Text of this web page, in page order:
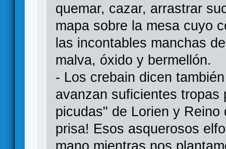
quemar, cazar, arrastrar
mapa sobre la mesa cuyo
las incontables manchas
malva, óxido y bermellón.
- Los crebain dicen
avanzan suficientes
picudas" de Lorien y Reino
prisa! Esos asquerosos
mano mientras nos